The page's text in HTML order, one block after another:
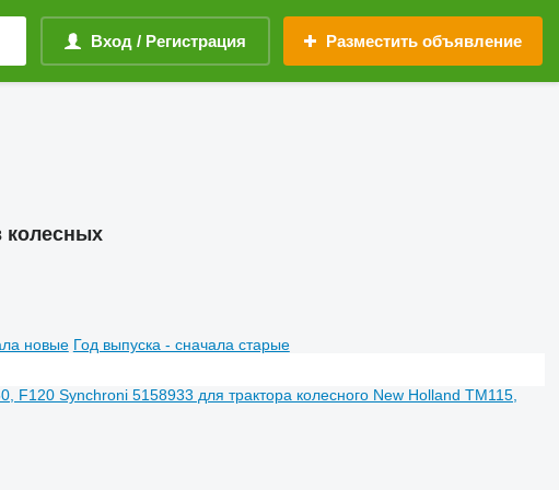
Вход / Регистрация Разместить объявление
колесных
новые Год выпуска - сначала старые